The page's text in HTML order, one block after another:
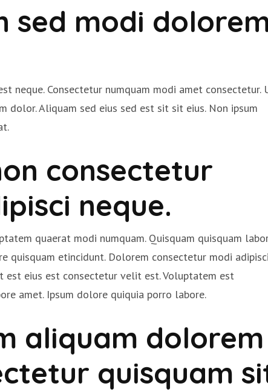
sed modi
neque. Consectetur numquam modi amet consectetur.
dolor. Aliquam sed eius sed est sit sit eius. Non ipsum
consectetur
neque.
quaerat modi numquam. Quisquam quisquam
quisquam etincidunt. Dolorem consectetur modi adipisci
est eius est consectetur velit est. Voluptatem est
amet. Ipsum dolore quiquia porro labore.
aliquam dolorem
quisquam